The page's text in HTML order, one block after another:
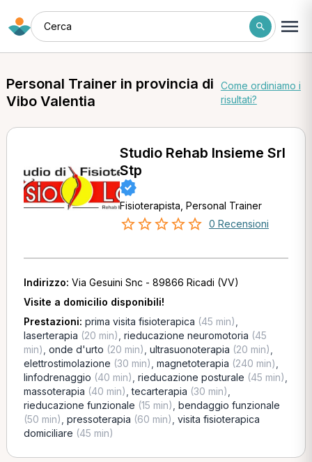
Cerca
Personal Trainer in provincia di
Vibo Valentia
Come ordiniamo i
risultati?
Studio Rehab Insieme Srl
Stp
Fisioterapista, Personal Trainer
0 Recensioni
Indirizzo: Via Gesuini Snc - 89866 Ricadi (VV)
Visite a domicilio disponibili!
Prestazioni: prima visita fisioterapica (45 min)
laserterapia (20 min) rieducazione neuromotoria (45
min) onde d'urto (20 min) ultrasuonoterapia (20 min)
elettrostimolazione (30 min) magnetoterapia (240 min)
linfodrenaggio (40 min) rieducazione posturale (45 min)
massoterapia (40 min) ,tecarterapia (30 min)
rieducazione funzionale (15 min) bendaggio funzionale
(50 min) pressoterapia (60 min) visita fisioterapica
domiciliare (45 min)